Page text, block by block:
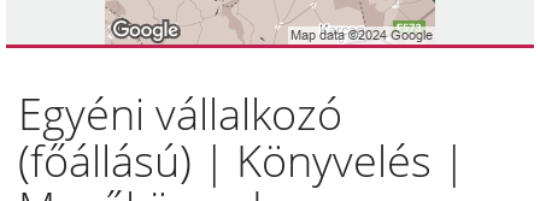
Egyéni vállalkozó
(főállású) | Könyvelés |